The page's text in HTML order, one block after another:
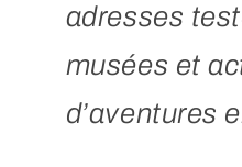
adresses
musées et
d’aventures